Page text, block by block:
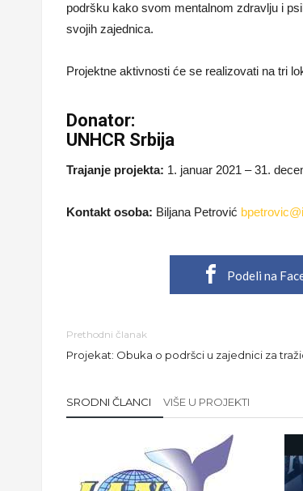
podršku kako svom mentalnom zdravlju i
svojih zajednica.
Projektne aktivnosti će se realizovati na tri
Donator:
UNHCR Srbija
Trajanje projekta: 1. januar 2021 – 31.
Kontakt osoba: Biljana Petrović
Podeli na
Prethodni članak
Projekat: Obuka o podršci u zajednici za
SRODNI ČLANCI VIŠE U PROJEKTI